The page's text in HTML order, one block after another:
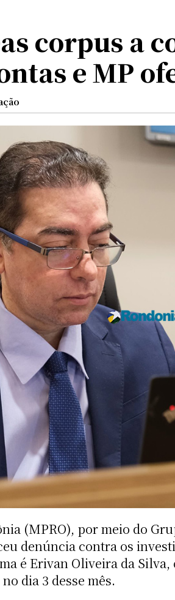
corpus a
e MP
(MPRO), por meio do
denúncia contra os
é Erivan Oliveira da
dia 3 desse mês.